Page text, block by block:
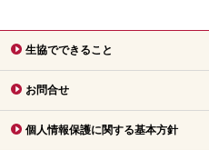
生協でできること
お問合せ
個人情報保護に関する基本方針